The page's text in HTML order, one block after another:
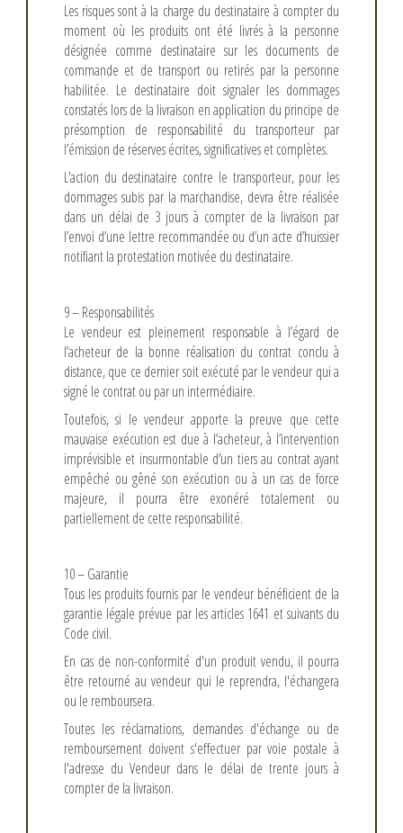
Les risques sont à la charge du destinataire à compter du
moment où les produits ont été livrés à la personne
désignée comme destinataire sur les documents de
commande et de transport ou retirés par la personne
habilitée. Le destinataire doit signaler les dommages
constatés lors de la livraison en application du principe de
présomption de responsabilité du transporteur par
l’émission de réserves écrites, significatives et complètes.
L’action du destinataire contre le transporteur, pour les
dommages subis par la marchandise, devra être réalisée
dans un délai de 3 jours à compter de la livraison par
l’envoi d’une lettre recommandée ou d’un acte d’huissier
notifiant la protestation motivée du destinataire.
9 – Responsabilités
Le vendeur est pleinement responsable à l’égard de
l’acheteur de la bonne réalisation du contrat conclu à
distance, que ce dernier soit exécuté par le vendeur qui a
signé le contrat ou par un intermédiaire.
Toutefois, si le vendeur apporte la preuve que cette
mauvaise exécution est due à l’acheteur, à l’intervention
imprévisible et insurmontable d’un tiers au contrat ayant
empêché ou gêné son exécution ou à un cas de force
majeure, il pourra être exonéré totalement ou
partiellement de cette responsabilité.
10 – Garantie
Tous les produits fournis par le vendeur bénéficient de la
garantie légale prévue par les articles 1641 et suivants du
Code civil.
En cas de non-conformité d'un produit vendu, il pourra
être retourné au vendeur qui le reprendra, l'échangera
ou le remboursera.
Toutes les réclamations, demandes d'échange ou de
remboursement doivent s'effectuer par voie postale à
l'adresse du Vendeur dans le délai de trente jours à
compter de la livraison.